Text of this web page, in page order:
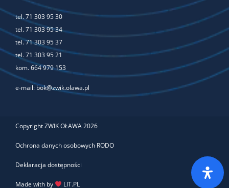
tel.71 303 95 30
tel.71 303 95 34
tel.71 303 95 37
tel.71 303 95 21
kom.664 979 153
e-mail:bok@zwik.olawa.pl
Copyright ZWIK OŁAWA 2026
Ochrona danych osobowych RODO
Deklaracja dostępności
Made with by LIT.PL